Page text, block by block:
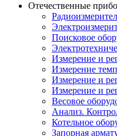
Отечественные
Поисковое
Измерение и
Измерение
Измерение и
Измерение и
Весовое
Анализ.
Котельное
Запорная